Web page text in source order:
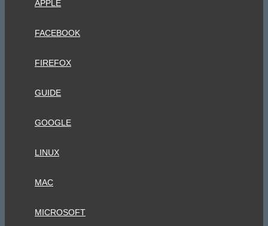
APPLE
FACEBOOK
FIREFOX
GUIDE
GOOGLE
LINUX
MAC
MICROSOFT